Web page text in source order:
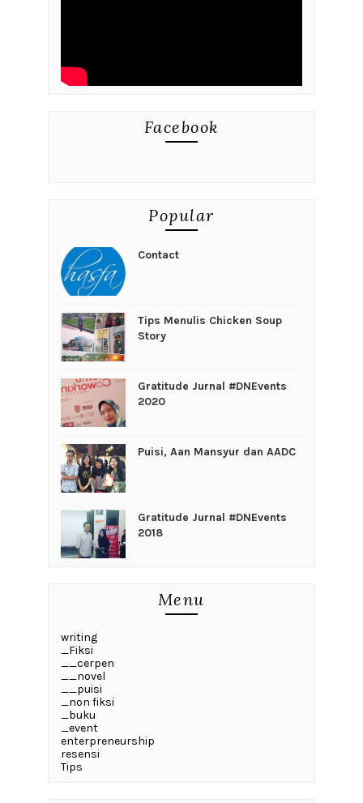
Facebook
Popular
Contact
Tips Menulis Chicken Soup
Story
Gratitude Jurnal #DNEvents
2020
Puisi, Aan Mansyur dan AADC
Gratitude Jurnal #DNEvents
2018
Menu
writing
_Fiksi
__cerpen
__novel
__puisi
_non fiksi
_buku
_event
enterpreneurship
resensi
Tips